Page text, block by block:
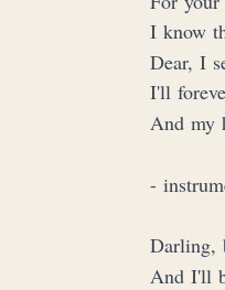
I know
Dear, I
I'll
And my
-
Darling,
And I'll